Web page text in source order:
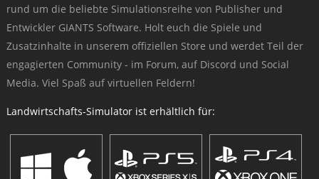
rund um die beliebte Simulationsreihe von Publisher und
Entwickler GIANTS Software. Holt euch die Spiele und
Zusatzinhalte in unserem offiziellen Store und werdet Teil der
engagierten Community - im Forum, auf Discord und Social
Media. Viel Spaß auf virtuellen Feldern!
Landwirtschafts-Simulator ist erhältlich für: